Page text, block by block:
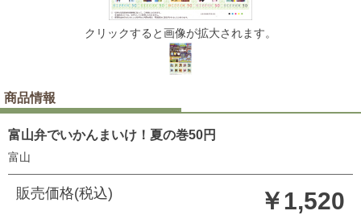
クリックすると画像が拡大されます。
商品情報
富山弁でいかんまいけ！夏の巻50円
富山
販売価格(税込) ￥1,520